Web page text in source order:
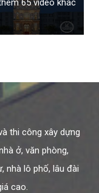
65 video khác
thi công xây dựng
ở, văn phòng,
nhà lô phố, lâu đài
cao.